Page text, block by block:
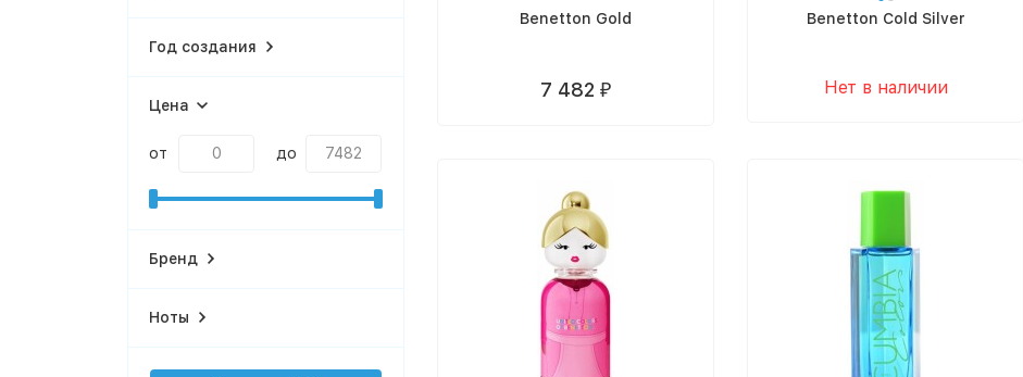
Benetton Gold
7 482 ₽
Benetton Cold Silver
Нет в наличии
Год создания
Цена
от до
Бренд
Ноты